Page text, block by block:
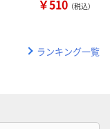
￥510 （税込）
ランキング一覧